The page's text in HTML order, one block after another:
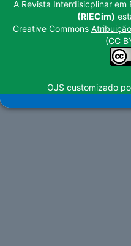
A Revista Interdisicplinar em
(RIECim)
Creative Commons
(CC
OJS customizado